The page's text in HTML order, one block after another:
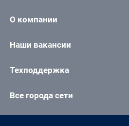
О компании
Наши вакансии
Техподдержка
Все города сети